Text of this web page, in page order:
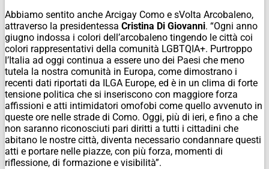
Abbiamo sentito anche Arcigay Como e sVolta Arcobaleno,
attraverso la presidentessa Cristina Di Giovanni. “Ogni anno
giugno indossa i colori dell’arcobaleno tingendo le città coi
colori rappresentativi della comunità LGBTQIA+. Purtroppo
l’Italia ad oggi continua a essere uno dei Paesi che meno
tutela la nostra comunità in Europa, come dimostrano i
recenti dati riportati da ILGA Europe, ed è in un clima di forte
tensione politica che si inseriscono con maggiore forza
affissioni e atti intimidatori omofobi come quello avvenuto in
queste ore nelle strade di Como. Oggi, più di ieri, e fino a che
non saranno riconosciuti pari diritti a tutti i cittadini che
abitano le nostre città, diventa necessario condannare questi
atti e portare nelle piazze, con più forza, momenti di
riflessione, di formazione e visibilità”.